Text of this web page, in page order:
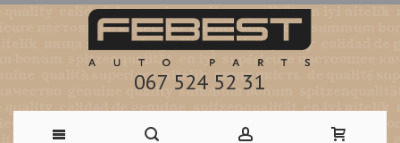
067 524 52 31